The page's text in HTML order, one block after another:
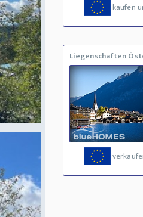
kaufen
Liegenschaften